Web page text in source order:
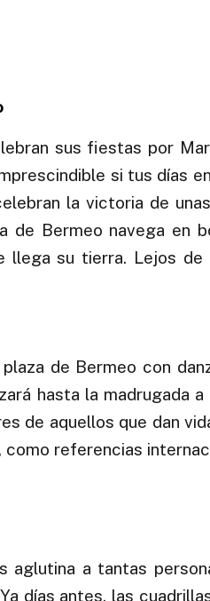
sus fiestas por
si tus días
la victoria de
de Bermeo navega en
llega su tierra. Lejos
de Bermeo con
hasta la madrugada
de aquellos que dan
como referencias
aglutina a tantas
días antes, las